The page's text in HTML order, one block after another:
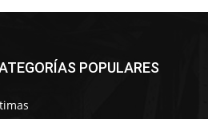
POPULARES